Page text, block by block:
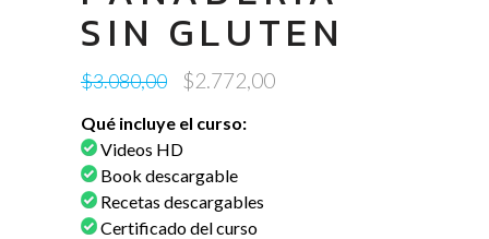
SIN GLUTEN
$3.080,00
Original
was:
$3.080,00.
$2.772,00Current
Qué incluye el curso:
Videos HD
Book descargable
Recetas descargables
Certificado del curso